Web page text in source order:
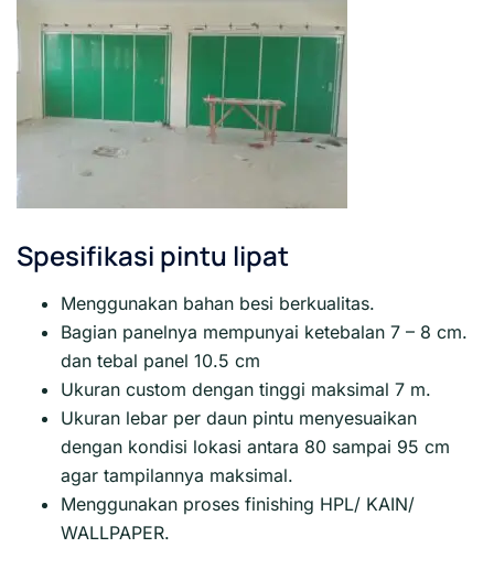
Spesifikasi pintu lipat
Menggunakan bahan besi berkualitas.
Bagian panelnya mempunyai ketebalan 7 – 8 cm.
dan tebal panel 10.5 cm
Ukuran custom dengan tinggi maksimal 7 m.
Ukuran lebar per daun pintu menyesuaikan
dengan kondisi lokasi antara 80 sampai 95 cm
agar tampilannya maksimal.
Menggunakan proses finishing HPL/ KAIN/
WALLPAPER.